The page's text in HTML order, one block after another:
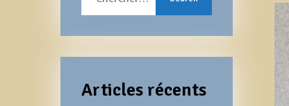
for:
Articles récents